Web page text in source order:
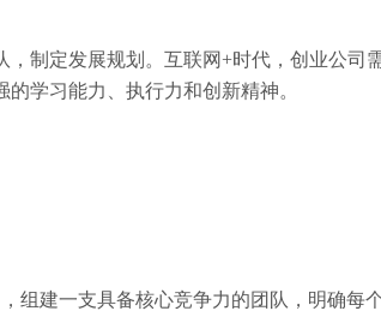
制定发展规划。互联网+时代，创业公司
学习能力、执行力和创新精神。
组建一支具备核心竞争力的团队，明确每